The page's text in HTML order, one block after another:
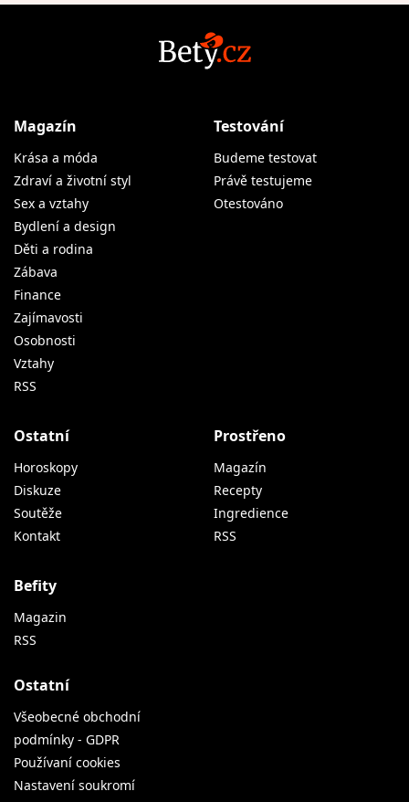
Magazín
Krása a móda
Zdraví a životní styl
Sex a vztahy
Bydlení a design
Děti a rodina
Zábava
Finance
Zajímavosti
Osobnosti
Vztahy
RSS
Testování
Budeme testovat
Právě testujeme
Otestováno
Ostatní
Horoskopy
Diskuze
Soutěže
Kontakt
Prostřeno
Magazín
Recepty
Ingredience
RSS
Befity
Magazin
RSS
Ostatní
Všeobecné obchodní
podmínky - GDPR
Používaní cookies
Nastavení soukromí